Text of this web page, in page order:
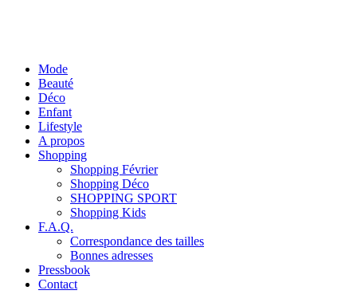
Mode
Beauté
Déco
Enfant
Lifestyle
A propos
Shopping
Shopping Février
Shopping Déco
SHOPPING SPORT
Shopping Kids
F.A.Q.
Correspondance des tailles
Bonnes adresses
Pressbook
Contact